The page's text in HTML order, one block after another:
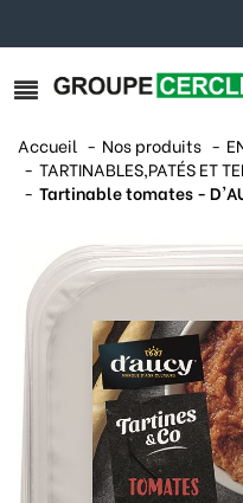
Accueil Nos produits
TARTINABLES,PATÉS ET
Tartinable tomates -